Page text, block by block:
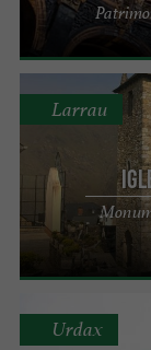
Larrau
Urdax